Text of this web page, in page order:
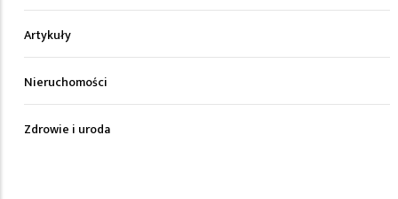
Artykuły
Nieruchomości
Zdrowie i uroda